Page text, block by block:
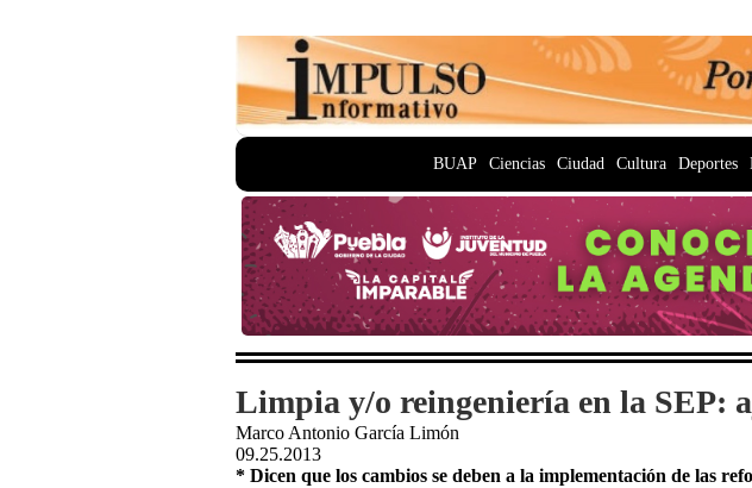
BUAP Ciencias Ciudad Cultura Deportes
Limpia y/o reingeniería en la SEP:
Marco Antonio García Limón
09.25.2013
* Dicen que los cambios se deben a la implementación de las